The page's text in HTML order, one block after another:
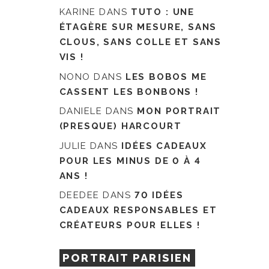
KARINE DANS TUTO : UNE
ÉTAGÈRE SUR MESURE, SANS
CLOUS, SANS COLLE ET SANS
VIS !
NONO DANS LES BOBOS ME
CASSENT LES BONBONS !
DANIELE DANS MON PORTRAIT
(PRESQUE) HARCOURT
JULIE DANS IDÉES CADEAUX
POUR LES MINUS DE 0 À 4
ANS !
DEEDEE DANS 70 IDÉES
CADEAUX RESPONSABLES ET
CRÉATEURS POUR ELLES !
PORTRAIT PARISIEN